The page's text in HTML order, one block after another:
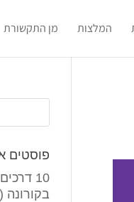
המלצות מן התקשורת
פוסטים
10